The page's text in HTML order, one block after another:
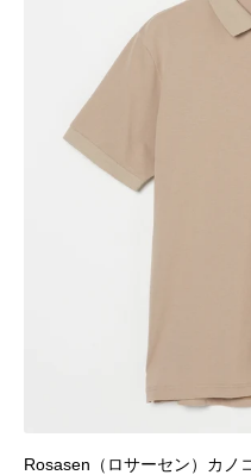
Rosasen（ロサーセン）カ